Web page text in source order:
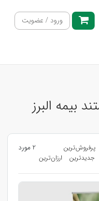
ورود / عضویت
بیمه البرز
پرفروش‌ترین
جدیدترین
ارزان‌ترین
2 مورد